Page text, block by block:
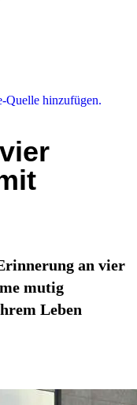
Quelle hinzufügen.
an vier
mutig
Leben